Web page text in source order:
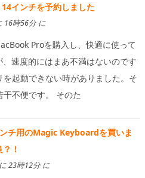
インチを予約しました
16時56分 に
Proを購入し、快適に使って
、速度的にはまあ不満はないのです
起動できない時がありました。そ
不便です。 そのた
チ用のMagic Keyboardを買いま
！
23時12分 に